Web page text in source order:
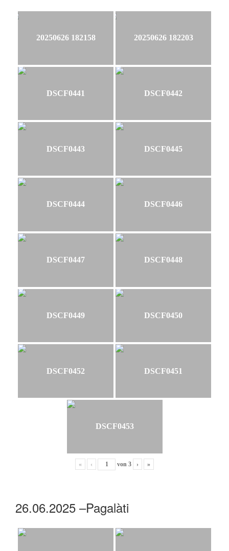
20250626 182158 20250626 182203
DSCF0441 DSCF0442
DSCF0443 DSCF0445
DSCF0444 DSCF0446
DSCF0447 DSCF0448
DSCF0449 DSCF0450
DSCF0452 DSCF0451
DSCF0453
« ‹ von 3 › »
26.06.2025 –Pagalàti